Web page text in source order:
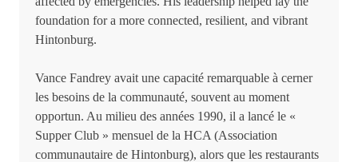
foundation for a more connected, resilient, and vibrant
Hintonburg.
Vance Fandrey avait une capacité remarquable à cerner
les besoins de la communauté, souvent au moment
opportun. Au milieu des années 1990, il a lancé le «
Supper Club » mensuel de la HCA (Association
communautaire de Hintonburg), alors que les restaurants